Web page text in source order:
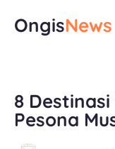
OngisNews
8
Pesona